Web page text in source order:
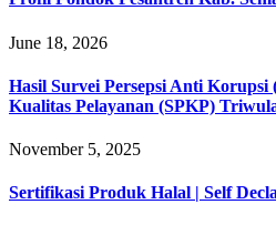
June 18, 2026
Hasil Survei Persepsi Anti Korupsi
Kualitas Pelayanan (SPKP)
November 5, 2025
Sertifikasi Produk Halal | Self